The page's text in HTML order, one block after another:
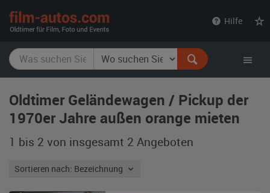
Hilfe
Oldtimer Geländewagen / Pickup der
1970er Jahre außen orange mieten
1 bis 2 von insgesamt 2 Angeboten
Sortieren nach: Bezeichnung